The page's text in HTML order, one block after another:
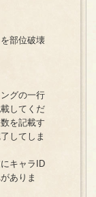
部位破壊
グの一行
してくだ
を記載す
してしま
キャラID
ありま